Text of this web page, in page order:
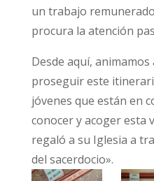
un trabajo
procura la atención
Desde aquí,
proseguir este
jóvenes que están en
conocer y acoger esta
regaló a su Iglesia a
del sacerdocio».